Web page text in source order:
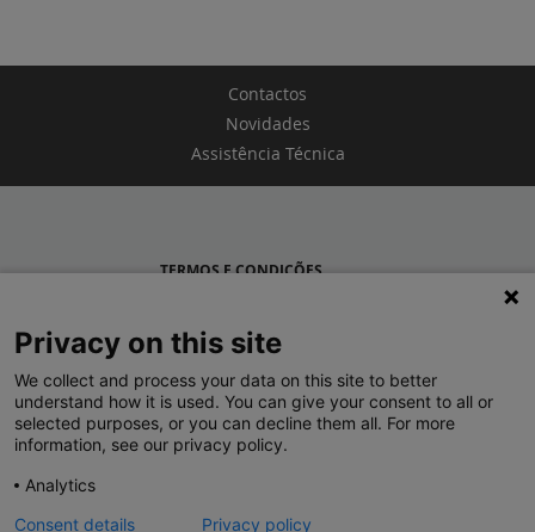
Contactos
Novidades
Assistência Técnica
TERMOS E CONDIÇÕES
LEGRAND PORTUGAL
GRUPO LEGRAND NO MUNDO
Privacy on this site
We collect and process your data on this site to better
understand how it is used. You can give your consent to all or
selected purposes, or you can decline them all. For more
information, see our privacy policy.
Analytics
Consent details
Privacy policy